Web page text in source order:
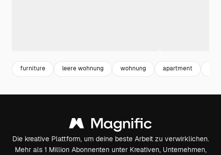
furniture leere wohnung wohnung apartment
Die kreative Plattform, um deine beste Arbeit zu verwirklichen.
Mehr als 1 Million Abonnenten unter Kreativen, Unternehmen,